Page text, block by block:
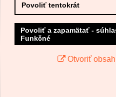
Odoslať
Povoliť tentokrát
Povoliť a zapamätať -
Funkčné
Otvoriť